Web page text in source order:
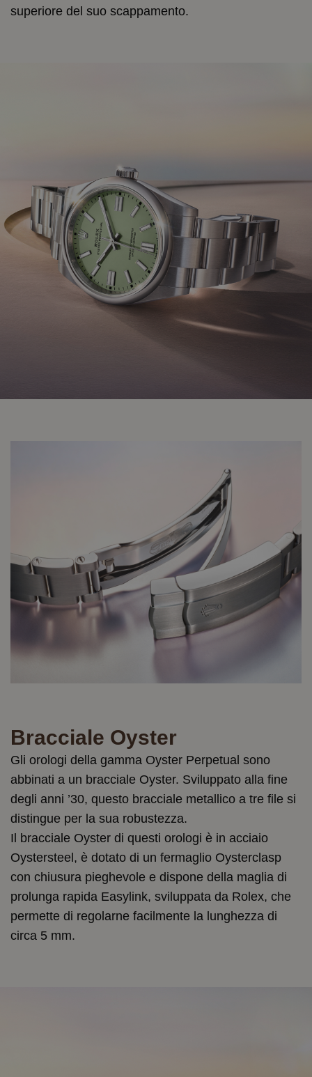
superiore del suo scappamento.
Bracciale Oyster
Gli orologi della gamma Oyster Perpetual sono
abbinati a un bracciale Oyster. Sviluppato alla fine
degli anni ’30, questo bracciale metallico a tre file si
distingue per la sua robustezza.
Il bracciale Oyster di questi orologi è in acciaio
Oystersteel, è dotato di un fermaglio Oysterclasp
con chiusura pieghevole e dispone della maglia di
prolunga rapida Easylink, sviluppata da Rolex, che
permette di regolarne facilmente la lunghezza di
circa 5 mm.